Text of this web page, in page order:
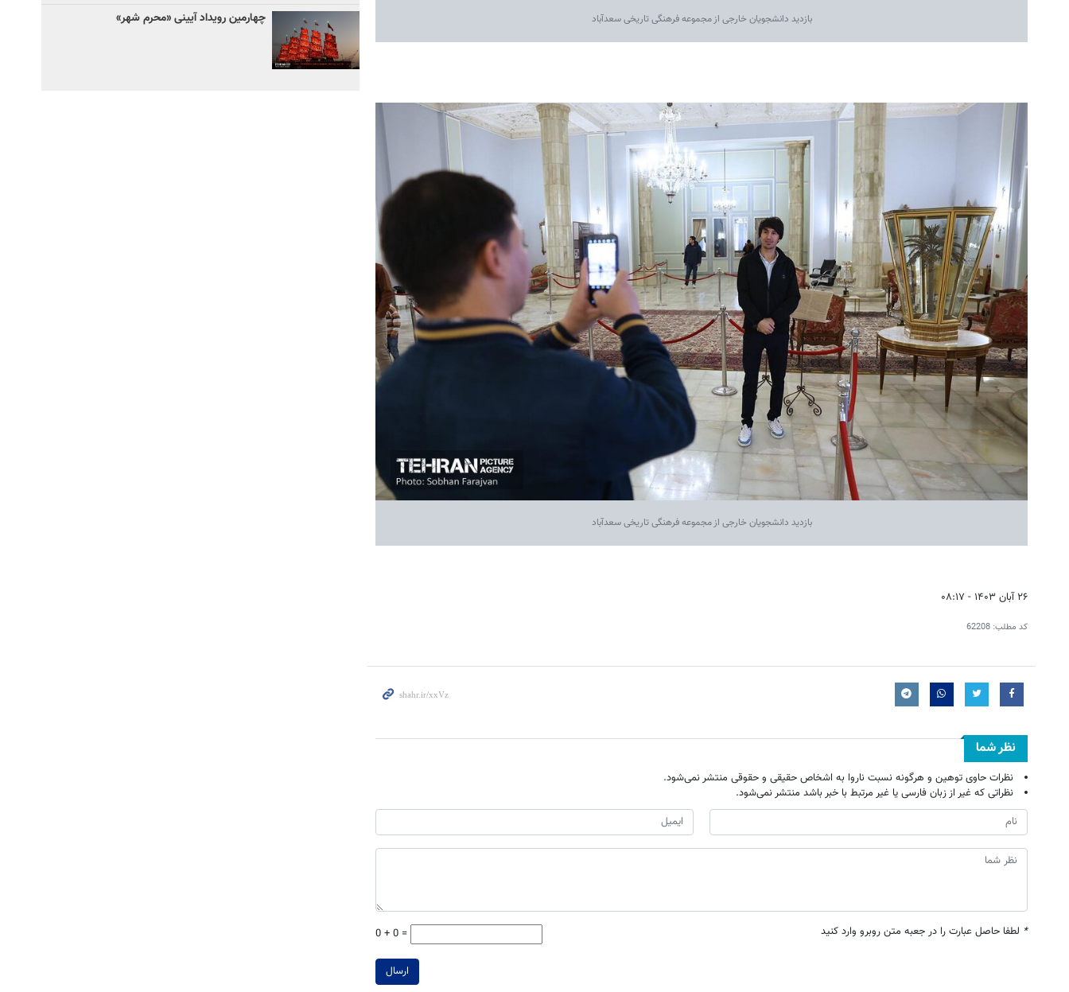
بازدید دانشجویان خارجی از مجموعه فرهنگی تاریخی سعدآباد
بازدید دانشجویان خارجی از مجموعه فرهنگی تاریخی سعدآباد
۲۶ آبان ۱۴۰۳ - ۰۸:۱۷
کد مطلب: 62208
نظر شما
نظرات حاوی توهین و هرگونه نسبت ناروا به اشخاص حقیقی و حقوقی منتشر نمی‌شود.
نظراتی که غیر از زبان فارسی یا غیر مرتبط با خبر باشد منتشر نمی‌شود.
* لطفا حاصل عبارت را در جعبه متن روبرو وارد کنید 0 + 0 =
ارسال
چهارمین رویداد آیینی «محرم شهر»